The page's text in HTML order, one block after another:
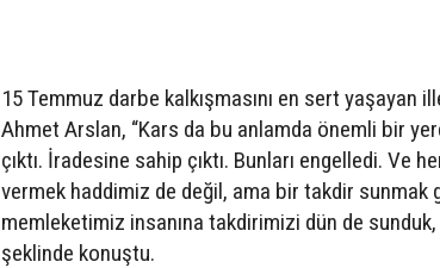
15 Temmuz darbe kalkışmasını en sert
Ahmet Arslan, “Kars da bu anlamda önemli bir
çıktı. İradesine sahip çıktı. Bunları engelledi. Ve
vermek haddimiz de değil, ama bir takdir
memleketimiz insanına takdirimizi dün de
şeklinde konuştu.